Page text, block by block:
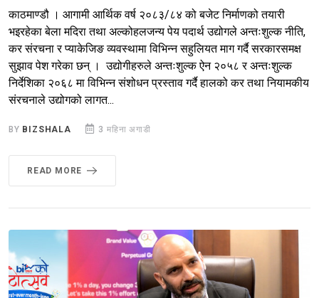
काठमाण्डौ । आगामी आर्थिक वर्ष २०८३/८४ को बजेट निर्माणको तयारी
भइरहेका बेला मदिरा तथा अल्कोहलजन्य पेय पदार्थ उद्योगले अन्तःशुल्क नीति,
कर संरचना र प्याकेजिङ व्यवस्थामा विभिन्न सहुलियत माग गर्दै सरकारसमक्ष
सुझाव पेश गरेका छन् । उद्योगीहरुले अन्तःशुल्क ऐन २०५८ र अन्तःशुल्क
निर्देशिका २०६८ मा विभिन्न संशोधन प्रस्ताव गर्दै हालको कर तथा नियामकीय
संरचनाले उद्योगको लागत...
BY BIZSHALA 3 महिना अगाडी
READ MORE